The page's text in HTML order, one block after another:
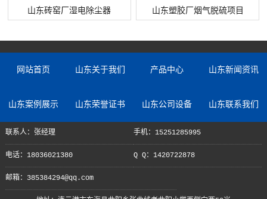
山东砖窑厂湿电除尘器 山东塑胶厂烟气脱硫项目
网站首页 山东关于我们 产品中心 山东新闻资讯
山东案例展示 山东荣誉证书 山东公司设备 山东联系我们
联系人：张经理 手机：15251285995
电话：18036021380 Q Q：1420722878
邮箱：385384294@qq.com